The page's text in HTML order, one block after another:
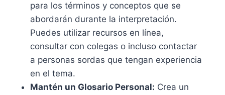
para los términos y conceptos que se
abordarán durante la interpretación.
Puedes utilizar recursos en línea,
consultar con colegas o incluso contactar
a personas sordas que tengan experiencia
en el tema.
Mantén un Glosario Personal: Crea un